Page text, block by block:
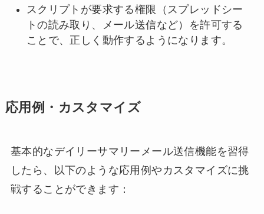
スクリプトが要求する権限（スプレッドシー
トの読み取り、メール送信など）を許可する
ことで、正しく動作するようになります。
応用例・カスタマイズ
基本的なデイリーサマリーメール送信機能を習得
したら、以下のような応用例やカスタマイズに挑
戦することができます：